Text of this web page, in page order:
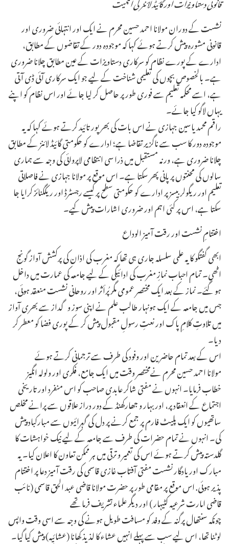
نشست کے دوران مولانا احمد حسین محرم نے ایک اور انتہائی ضروری اور
قانونی مشورہ پیش کرتے ہوئے کہا کہ موجودہ دور کے تقاضوں کے مطابق،
ادارے کے پورے نظام کو سرکاری دستاویزات کے عین مطابق چلانا ضروری
ہے۔ بالخصوص بچوں کی تعلیمی شناخت کے لیے جو ایک سرکاری آئی ڈی آتی
ہے، اسے محکمہ تعلیم سے فوری طور پر حاصل کر لیا جائے اور اس نظام کو اپنے
یہاں لاگو کیا جائے۔
راقم محمد یاسین جہازی نے اس بات کی بھرپور تائید کرتے ہوئے کہا کہ یہ
موجودہ دور کا سب سے ناگزیر تقاضا ہے؛ ادارے کو حکومتی گائیڈ لائنز کے مطابق
چلانا ضروری ہے، ورنہ مستقبل میں ذرا سی انتظامی لاپروائی کی وجہ سے ہماری
سالوں کی محنتوں پر پانی پھر سکتا ہے۔ اس موقع پر مولانا جہازی نے فاصلاتی
تعلیم اور ریگولر بیسز پر ادارے کو حکومتی سطح پر کیسے رجسٹرڈ اور ریکگنائز کرایا جا
سکتا ہے، اس پر کئی اہم اور ضروری اشارات پیش کیے۔
اختتامِ نشست اور رقت آمیز الوداع
ابھی گفتگو کا یہ علمی سلسلہ جاری ہی تھا کہ مغرب کی اذان کی پرکشش آواز گونج
اٹھی۔ تمام احباب نمازِ مغرب کی ادائیگی کے لیے جامعہ کی عمارت میں داخل
ہو گئے۔ نماز کے بعد ایک مختصر عمومی مگر پُرأثر اور روحانی نشست منعقد ہوئی،
جس میں جامعہ کے ایک ہونہار طالب علم نے اپنی سوز و گداز سے بھری آواز
میں تلاوتِ کلامِ پاک اور نعتِ رسولِ مقبول پیش کر کے پوری فضا کو معطر کر
دیا۔
اس کے بعد تمام حاضرین اور وفود کی طرف سے ترجمانی کرتے ہوئے
مولانا احمد حسین محرم نےمختصر وقت میں ایک جامع، فکری اور ولولہ انگیز
خطاب فرمایا۔ انہوں نے مفتی شاکر عابدی صاحب کو اس منفرد اور تاریخی
اجتماع کے انعقاد پر، اور بہار و جھارکھنڈ کے دور دراز علاقوں سے پرانے مخلص
ساتھیوں کو ایک پلیٹ فارم پر جمع کرنے پر دل کی گہرائیوں سے مبارکباد پیش
کی۔ انہوں نے تمام حضرات کی طرف سے جامعہ کے لیے نیک خواہشات کا
گلدستہ پیش کرتے ہوئے اس کی تعمیر و ترقی میں ہر ممکن تعاون کا اعلان کیا۔ یہ
مبارک اور یادگار نشست مفتی آفتاب غازی قاسمی کی رقت آمیز دعا پر اختتام
پذیر ہوئی. اس موقع پر مقامی طور پر حضرت مولانا قاضی عبد الحق قاسمی (نائب
قاضی امارت شرعیہ کٹیہار ) اور دیگر علماء تشریف فرما تھے
چونکہ سنتھال پرگنہ کے وفد کو مسافت طویل ہونے کی وجہ سے اسی وقت واپس
لوٹنا تھا، اس لیے سب سے پہلے انہیں عشاء کا لذیذ کھانا (عشائیہ) پیش کیا گیا۔